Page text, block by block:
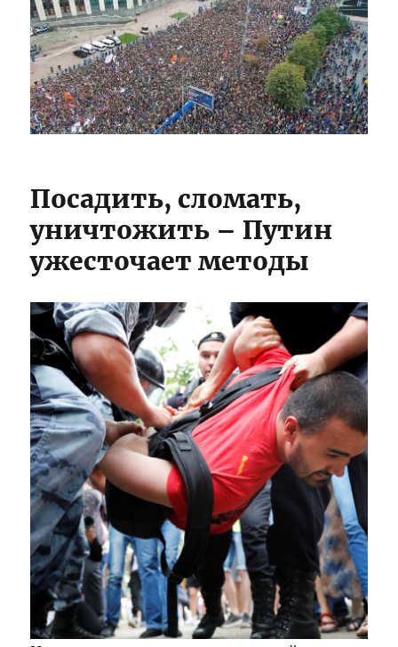
Посадить, сломать,
уничтожить – Путин
ужесточает методы